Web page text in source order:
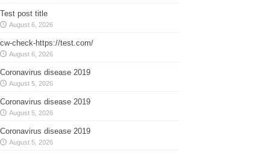
Test post title
August 6, 2026
cw-check-https://test.com/
August 6, 2026
Coronavirus disease 2019
August 5, 2026
Coronavirus disease 2019
August 5, 2026
Coronavirus disease 2019
August 5, 2026